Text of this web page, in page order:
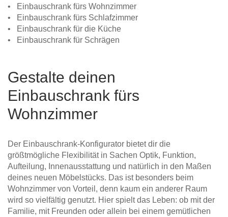
• Einbauschrank fürs Wohnzimmer
• Einbauschrank fürs Schlafzimmer
• Einbauschrank für die Küche
• Einbauschrank für Schrägen
Gestalte deinen
Einbauschrank fürs
Wohnzimmer
Der Einbauschrank-Konfigurator bietet dir die
größtmögliche Flexibilität in Sachen Optik, Funktion,
Aufteilung, Innenausstattung und natürlich in den Maßen
deines neuen Möbelstücks. Das ist besonders beim
Wohnzimmer von Vorteil, denn kaum ein anderer Raum
wird so vielfältig genutzt. Hier spielt das Leben: ob mit der
Familie, mit Freunden oder allein bei einem gemütlichen